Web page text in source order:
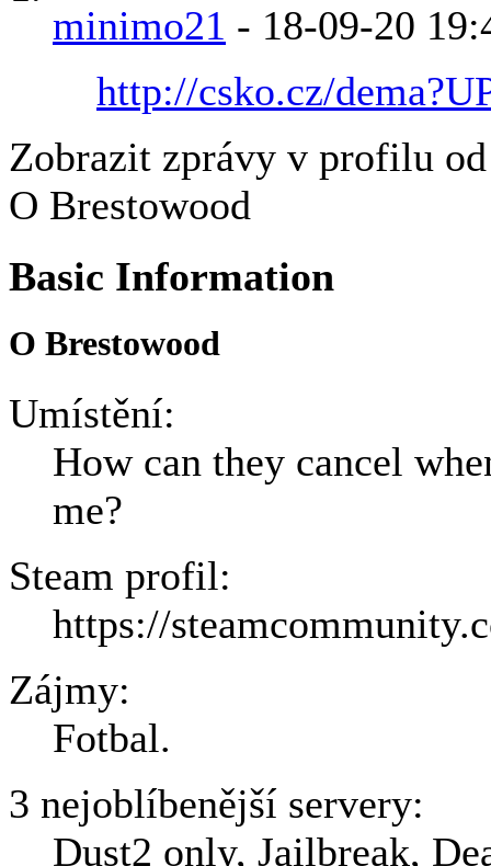
minimo21 - 18-09-20
http://csko.cz/
Zobrazit zprávy v profilu
O Brestowood
Basic Information
O Brestowood
Umístění:
How can they cancel
me?
Steam profil:
https://
Zájmy:
Fotbal.
3 nejoblíbenější servery:
Dust2 only, Jailbreak,